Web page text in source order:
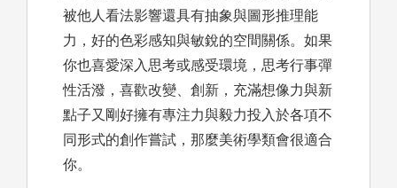
被他人看法影響還具有抽象與圖形推理能
力，好的色彩感知與敏銳的空間關係。如果
你也喜愛深入思考或感受環境，思考行事彈
性活潑，喜歡改變、創新，充滿想像力與新
點子又剛好擁有專注力與毅力投入於各項不
同形式的創作嘗試，那麼美術學類會很適合
你。